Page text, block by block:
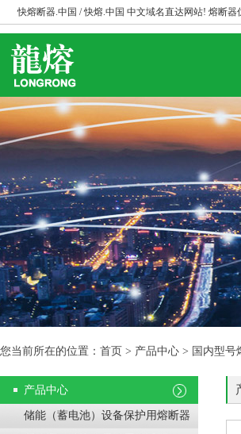
快熔断器.中国 / 快熔.中国 中文域名直达网站! 熔断器
您当前所在的位置：首页 > 产品中心 > 国内型号
产品中心
储能（蓄电池）设备保护用熔断器